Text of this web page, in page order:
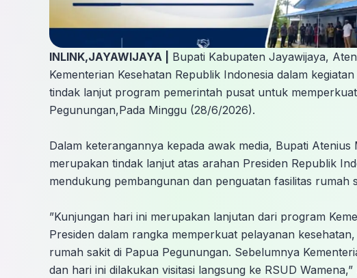
INLINK,JAYAWIJAYA |
Bupati Kabupaten Jayawijaya,
Kementerian Kesehatan Republik Indonesia dalam
tindak lanjut program pemerintah pusat untuk
Pegunungan,Pada Minggu (28/6/2026).
‎Dalam keterangannya kepada awak media, Bupati
merupakan tindak lanjut atas arahan Presiden Republik
mendukung pembangunan dan penguatan fasilitas rumah
‎”Kunjungan hari ini merupakan lanjutan dari program
Presiden dalam rangka memperkuat pelayanan
rumah sakit di Papua Pegunungan. Sebelumnya
dan hari ini dilakukan visitasi langsung ke RSUD Wamena,”